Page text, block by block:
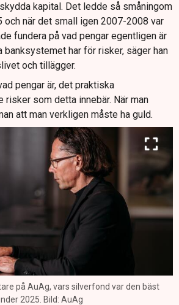
kapital. Det ledde så småningom
och när det small igen 2007-2008 var
fundera på vad pengar egentligen är
banksystemet har för risker, säger han
och tillägger.
pengar är, det praktiska
risker som detta innebär. När man
att man verkligen måste ha guld.
på AuAg, vars silverfond var den bäst
2025. Bild: AuAg